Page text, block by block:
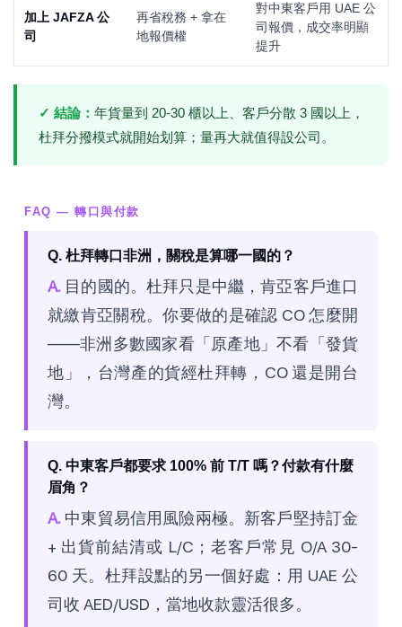
加上 JAFZA 公
司
再省稅務 + 拿在
地報價權
對中東客戶用 UAE 公
司報價，成交率明顯
提升
✓ 結論： 年貨量到 20-30 櫃以上、客戶分散 3 國以上，
杜拜分撥模式就開始划算；量再大就值得設公司。
FAQ — 轉口與付款
Q. 杜拜轉口非洲，關稅是算哪一國的？
A. 目的國的。杜拜只是中繼，肯亞客戶進口
就繳肯亞關稅。你要做的是確認 CO 怎麼開
——非洲多數國家看「原產地」不看「發貨
地」，台灣產的貨經杜拜轉，CO 還是開台
灣。
Q. 中東客戶都要求 100% 前 T/T 嗎？付款有什麼
眉角？
A. 中東貿易信用風險兩極。新客戶堅持訂金
+ 出貨前結清或 L/C；老客戶常見 O/A 30-
60 天。杜拜設點的另一個好處：用 UAE 公
司收 AED/USD，當地收款靈活很多。